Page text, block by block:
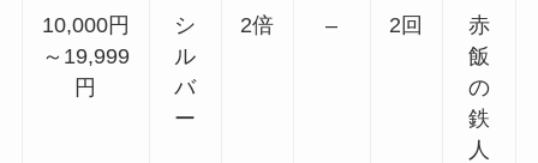
10,000円
～19,999
円
シ
ル
バ
ー
2倍 – 2回
赤
飯
の
鉄
人